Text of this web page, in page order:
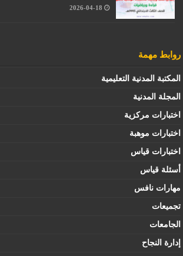
2026-04-18
روابط مهمة
المكتبة المدنية التعليمية
المجلة المدنية
اختبارات مركزية
اختبارات موهبة
اختبارات قياس
أسئلة قياس
مهارات نافس
تجميعات
الجامعات
إدارة النجاح